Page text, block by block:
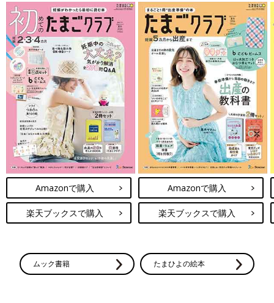
Amazonで購入
楽天ブックスで購入
Amazonで購入
楽天ブックスで購入
ムック書籍 たまひよの絵本